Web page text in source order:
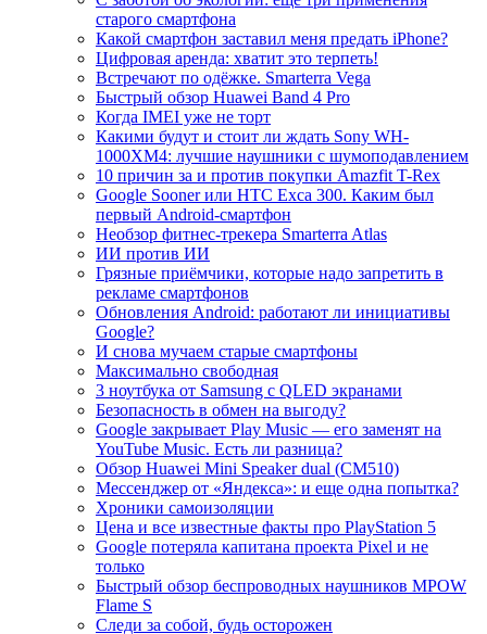
старого смартфона
Какой смартфон заставил меня предать iPhone?
Цифровая аренда: хватит это терпеть!
Встречают по одёжке. Smarterra Vega
Быстрый обзор Huawei Band 4 Pro
Когда IMEI уже не торт
Какими будут и стоит ли ждать Sony WH-
1000XM4: лучшие наушники с шумоподавлением
10 причин за и против покупки Amazfit T-Rex
Google Sooner или HTC Exca 300. Каким был
первый Android-смартфон
Необзор фитнес-трекера Smarterra Atlas
ИИ против ИИ
Грязные приёмчики, которые надо запретить в
рекламе смартфонов
Обновления Android: работают ли инициативы
Google?
И снова мучаем старые смартфоны
Максимально свободная
3 ноутбука от Samsung с QLED экранами
Безопасность в обмен на выгоду?
Google закрывает Play Music — его заменят на
YouTube Music. Есть ли разница?
Обзор Huawei Mini Speaker dual (CM510)
Мессенджер от «Яндекса»: и еще одна попытка?
Хроники самоизоляции
Цена и все известные факты про PlayStation 5
Google потеряла капитана проекта Pixel и не
только
Быстрый обзор беспроводных наушников MPOW
Flame S
Следи за собой, будь осторожен